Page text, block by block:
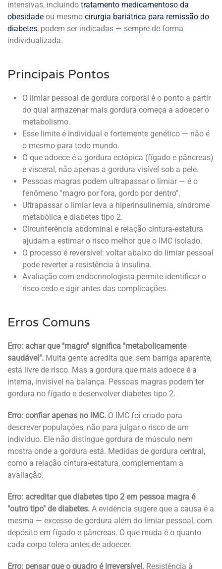
intensivas, incluindo tratamento medicamentoso da
obesidade ou mesmo cirurgia bariátrica para remissão do
diabetes, podem ser indicadas — sempre de forma
individualizada.
Principais Pontos
O limiar pessoal de gordura corporal é o ponto a partir
do qual armazenar mais gordura começa a adoecer o
metabolismo.
Esse limite é individual e fortemente genético — não é
o mesmo para todo mundo.
O que adoece é a gordura ectópica (fígado e pâncreas)
e visceral, não apenas a gordura visível sob a pele.
Pessoas magras podem ultrapassar o limiar — é o
fenômeno "magro por fora, gordo por dentro".
Ultrapassar o limiar leva a hiperinsulinemia, síndrome
metabólica e diabetes tipo 2.
Circunferência abdominal e relação cintura-estatura
ajudam a estimar o risco melhor que o IMC isolado.
O processo é reversível: voltar abaixo do limiar pessoal
pode reverter a resistência à insulina.
Avaliação com endocrinologista permite identificar o
risco cedo e agir antes das complicações.
Erros Comuns
Erro: achar que "magro" significa "metabolicamente
saudável". Muita gente acredita que, sem barriga aparente,
está livre de risco. Mas a gordura que mais adoece é a
interna, invisível na balança. Pessoas magras podem ter
gordura no fígado e desenvolver diabetes tipo 2.
Erro: confiar apenas no IMC. O IMC foi criado para
descrever populações, não para julgar o risco de um
indivíduo. Ele não distingue gordura de músculo nem
mostra onde a gordura está. Medidas de gordura central,
como a relação cintura-estatura, complementam a
avaliação.
Erro: acreditar que diabetes tipo 2 em pessoa magra é
"outro tipo" de diabetes. A evidência sugere que a causa é a
mesma — excesso de gordura além do limiar pessoal, com
depósito em fígado e pâncreas. O que muda é o quanto
cada corpo tolera antes de adoecer.
Erro: pensar que o quadro é irreversível. Resistência à